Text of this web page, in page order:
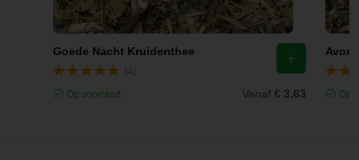
Goede Nacht Kruidenthee
Op voorraad Vanaf € 3,63 Op